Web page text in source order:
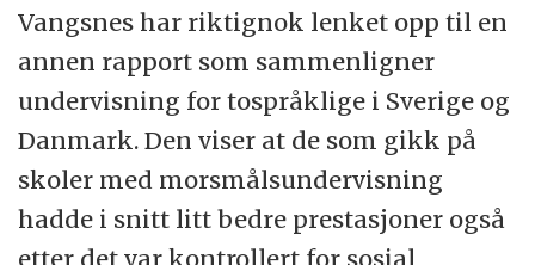
Vangsnes har riktignok lenket opp til en
annen rapport som sammenligner
undervisning for tospråklige i Sverige og
Danmark. Den viser at de som gikk på
skoler med morsmålsundervisning
hadde i snitt litt bedre prestasjoner også
etter det var kontrollert for sosial